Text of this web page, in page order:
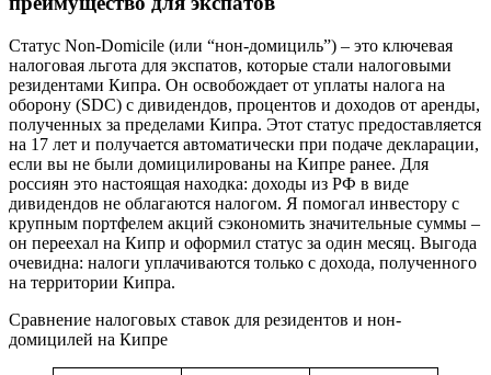
Статус Non-Domicile (или “нон-домициль”) – это ключевая
налоговая льгота для экспатов, которые стали налоговыми
резидентами Кипра. Он освобождает от уплаты налога на
оборону (SDC) с дивидендов, процентов и доходов от аренды,
полученных за пределами Кипра. Этот статус предоставляется
на 17 лет и получается автоматически при подаче декларации,
если вы не были домицилированы на Кипре ранее. Для
россиян это настоящая находка: доходы из РФ в виде
дивидендов не облагаются налогом. Я помогал инвестору с
крупным портфелем акций сэкономить значительные суммы –
он переехал на Кипр и оформил статус за один месяц. Выгода
очевидна: налоги уплачиваются только с дохода, полученного
на территории Кипра.
Сравнение налоговых ставок для резидентов и нон-
домицилей на Кипре